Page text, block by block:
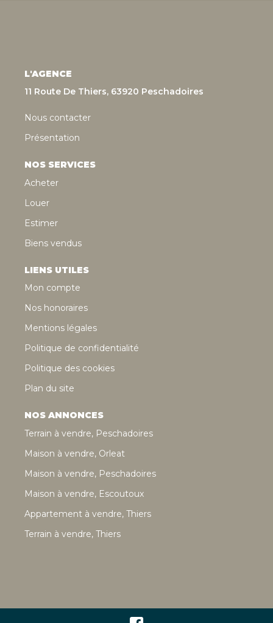
L'AGENCE
11 Route De Thiers, 63920 Peschadoires
Nous contacter
Présentation
NOS SERVICES
Acheter
Louer
Estimer
Biens vendus
LIENS UTILES
Mon compte
Nos honoraires
Mentions légales
Politique de confidentialité
Politique des cookies
Plan du site
NOS ANNONCES
Terrain à vendre, Peschadoires
Maison à vendre, Orleat
Maison à vendre, Peschadoires
Maison à vendre, Escoutoux
Appartement à vendre, Thiers
Terrain à vendre, Thiers